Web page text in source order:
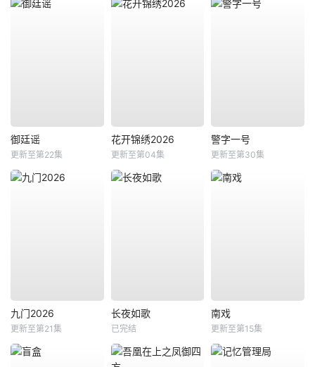
御廷谣
更新至第22集
花开锦绣2026
更新至第04集
警字一号
更新至第30集
九门2026
更新至第21集
长夜如歌
已完结
南戏
更新至第15集